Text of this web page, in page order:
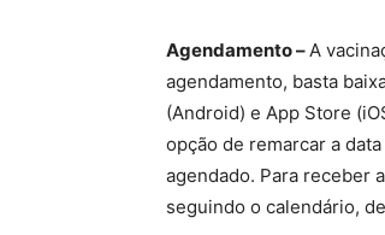
Agendamento –A
agendamento, basta
(Android) e App Store
opção de remarcar a
agendado. Para receber
seguindo o calendário,